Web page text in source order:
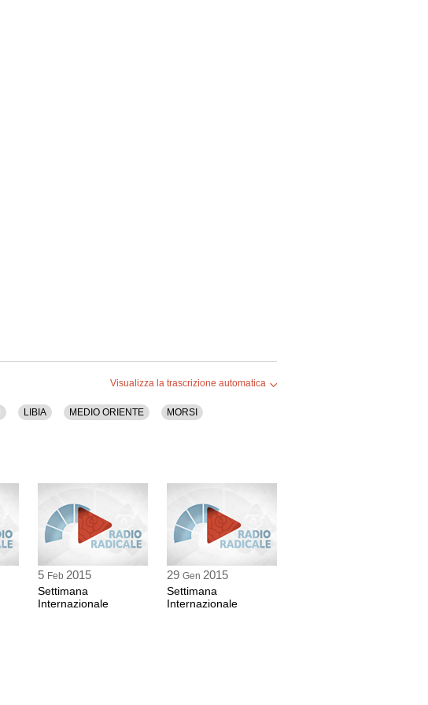
Visualizza la trascrizione automatica
LIBIA MEDIO ORIENTE MORSI
5 Feb 2015
Settimana
Internazionale
29 Gen 2015
Settimana
Internazionale